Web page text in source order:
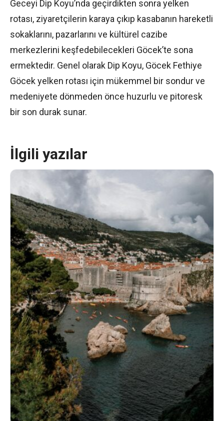
Geceyi Dip Koyu’nda geçirdikten sonra yelken
rotası, ziyaretçilerin karaya çıkıp kasabanın hareketli
sokaklarını, pazarlarını ve kültürel cazibe
merkezlerini keşfedebilecekleri Göcek’te sona
ermektedir. Genel olarak Dip Koyu, Göcek Fethiye
Göcek yelken rotası için mükemmel bir sondur ve
medeniyete dönmeden önce huzurlu ve pitoresk
bir son durak sunar.
İlgili yazılar